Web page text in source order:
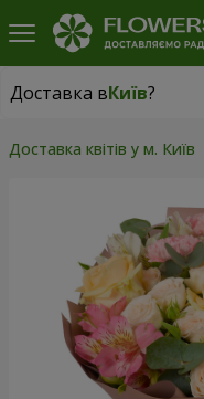
Доставка вКиїв?
Доставка вКиїв
Доставка квітів у м. Київ